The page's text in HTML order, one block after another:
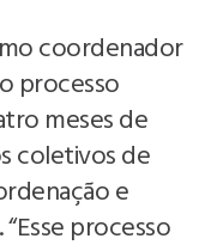
coordenador
processo
meses de
coletivos de
e
processo